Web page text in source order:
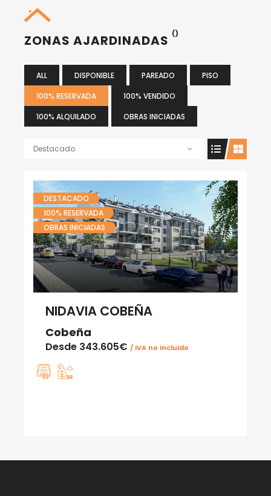
ZONAS AJARDINADAS ()
ALL DISPONIBLE PAREADO
PISO
100% RESERVADA
100% VENDIDO
100% ALQUILADO
OBRAS INICIADAS
Destacado
DESTACADO
100% RESERVADA
OBRAS INICIADAS
NIDAVIA COBEÑA
Cobeña
Desde 343.605€ / IVA no incluido